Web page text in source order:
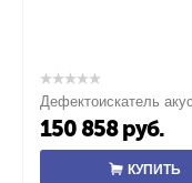
Дефектоискатель
150 858 руб.
КУПИТЬ